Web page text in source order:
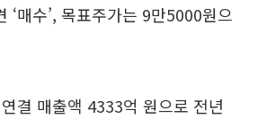
‘매수’, 목표주가는 9만5000원으
결 매출액 4333억 원으로 전년